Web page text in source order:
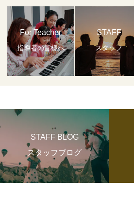
For Teacher
指導者の皆様へ
STAFF
スタッフ
STAFF BLOG
スタッフブログ